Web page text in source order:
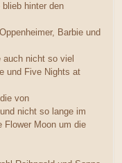
hinter den
Barbie und
auch nicht so viel
und Five Nights at
von
nicht so lange im
Flower Moon um die